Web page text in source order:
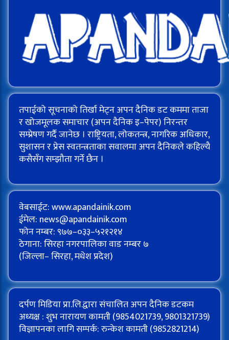
तपाईको सूचनाको तिर्खा मेट्न अपन दैनिक डट कममा ताजा
र खोजमूलक समाचार (अपन दैनिक इ–पेपर) निरन्तर
सम्प्रेषण गर्दै जानेछ । राष्ट्रियता, लोकतन्त्र, नागरिक अधिकार,
सुशासन र प्रेस स्वतन्त्रताका सवालमा अपन दैनिकले कहिल्यै
कसैसँग सम्झौता गर्ने छैन ।
वेबसाईट: www.apandainik.com
ईमेल: news@apandainik.com
फोन नम्बर: ९७७–०३३–५२१२१४
ठेगाना: सिरहा नगरपालिका वाड नम्बर ७
(जिल्ला– सिरहा, मधेश प्रदेश)
दर्पण मिडिया प्रा.लि.द्वारा संचालित अपन दैनिक डटकम
अध्यक्ष : शुभ नारायण कामती (9854021739, 9801321739)
विज्ञापनका लागि सम्पर्क: रुन्केश कामती (9852821214)